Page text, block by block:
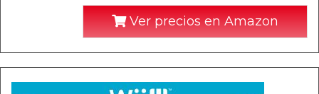
Ver precios en Amazon